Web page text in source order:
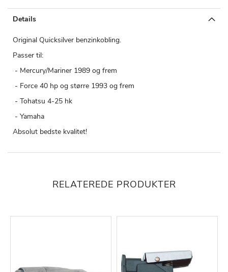
Details
Original Quicksilver benzinkobling.
Passer til:
- Mercury/Mariner 1989 og frem
- Force 40 hp og større 1993 og frem
- Tohatsu 4-25 hk
- Yamaha
Absolut bedste kvalitet!
RELATEREDE PRODUKTER